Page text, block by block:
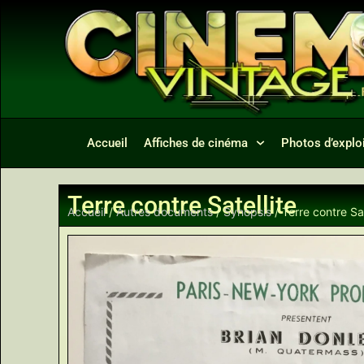
Accueil Affiches de cinéma Photos
Terre contre Satellite
Accueil/Autres documents/Synopsis/ Terre contre